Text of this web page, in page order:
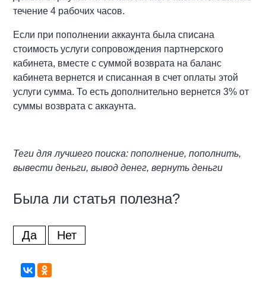
течение 4 рабочих часов.
Если при пополнении аккаунта была списана
стоимость услуги сопровождения партнерского
кабинета, вместе с суммой возврата на баланс
кабинета вернется и списанная в счет оплаты этой
услуги сумма. То есть дополнительно вернется 3% от
суммы возврата с аккаунта.
Теги для лучшего поиска: пополнение, пополнить,
вывести деньги, вывод денег, вернуть деньги
Была ли статья полезна?
Да Нет